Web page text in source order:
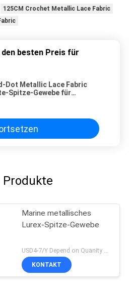
125CM Crochet Metallic Lace Fabric
den besten Preis für
Dot Metallic Lace Fabric
Spitze-Gewebe für
Produkte
Marine metallisches
Lurex-Spitze-Gewebe
USD4-7/Y Depend on Quanity MOQ:10yards
KONTAKT